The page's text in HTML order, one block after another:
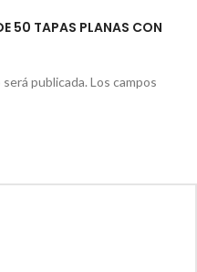
50 TAPAS PLANAS CON
publicada. Los campos